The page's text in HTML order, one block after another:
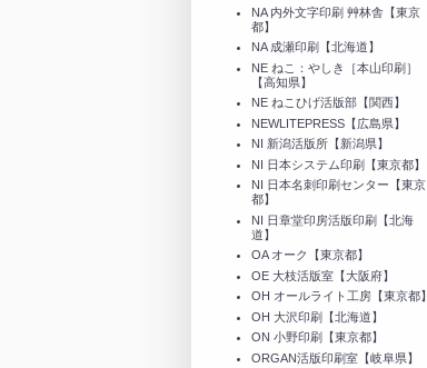
NA 内外文字印刷 艸林舎【東京
都】
NA 成瀬印刷【北海道】
NE ねこ：やしき［本山印刷］
【高知県】
NE ねこひげ活版部【関西】
NEWLITEPRESS【広島県】
NI 新潟活版所【新潟県】
NI 日本システム印刷【東京都】
NI 日本名刺印刷センター【東京
都】
NI 日章堂印房活版印刷【北海
道】
OA オーク【東京都】
OE 大枝活版室【大阪府】
OH オールライト工房【東京都】
OH 大沢印刷【北海道】
ON 小野印刷【東京都】
ORGAN活版印刷室【岐阜県】